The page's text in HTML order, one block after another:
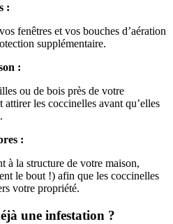
:
fenêtres et vos bouches d’aération
supplémentaire.
:
ou de bois près de votre
les coccinelles avant qu’elles
:
à la structure de votre maison,
le bout !) afin que les coccinelles
votre propriété.
une infestation ?